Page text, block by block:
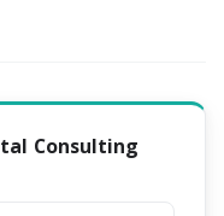
Consulting